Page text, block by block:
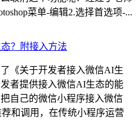
菜单-编辑2.选择首选项-...
？附接入方法
《关于开发者接入微信AI生
者提供接入微信AI生态的能
自己的微信小程序接入微信
和调用，在传统小程序运营